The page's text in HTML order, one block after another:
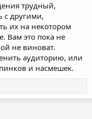
трудный,
с другими,
их на некотором
Вам это пока не
не виноват.
аудиторию, или
и насмешек.